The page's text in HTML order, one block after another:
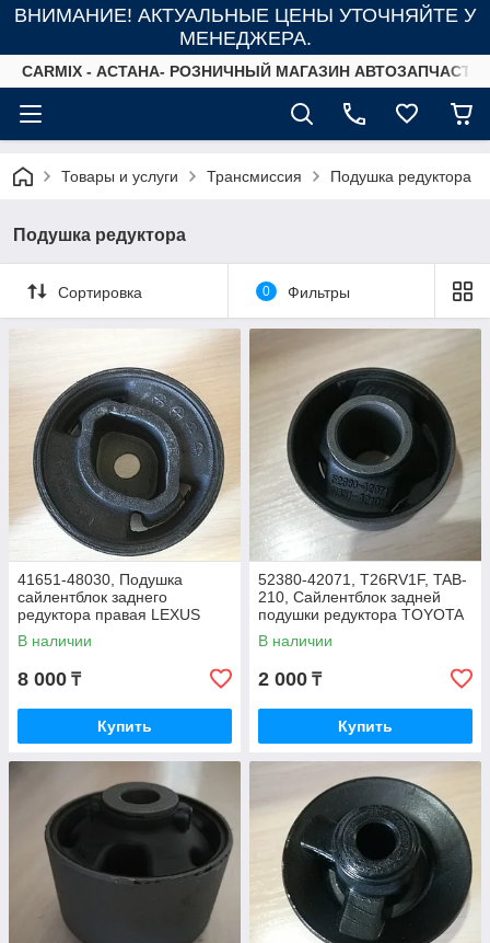
ВНИМАНИЕ! АКТУАЛЬНЫЕ ЦЕНЫ УТОЧНЯЙТЕ У
МЕНЕДЖЕРА.
СARMIX - АСТАНА- РОЗНИЧНЫЙ МАГАЗИН
Товары и услуги Трансмиссия Подушка редуктора
Подушка редуктора
Сортировка 0 Фильтры
41651-48030, Подушка
сайлентблок заднего
редуктора правая LEXUS
RX350 GSU35, RX300
MCU15, PERFECT, THAILAND
В наличии
8 000 ₸
Купить
52380-42071, T26RV1F, TAB-
210, Сайлентблок задней
подушки редуктора TOYOTA
RAV-4 SXA11, SXA10, ACA21
2000-2005
В наличии
2 000 ₸
Купить